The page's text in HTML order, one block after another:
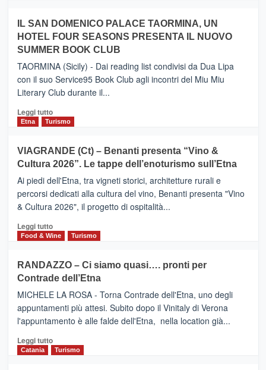
da
Neos
PIEDIMONTE
ETNEO
–
Meta
turistica
privilegiata
secondo
dati
di
Anche
la
Alcantara
nei
primi
nella
classifica
IL SAN DOMENICO PALACE TAORMINA, UN
HOTEL FOUR SEASONS PRESENTA IL NUOVO
SUMMER BOOK CLUB
TAORMINA (Sicily) - Dai reading list condivisi da Dua Lipa
con il suo Service95 Book Club agli incontri del Miu Miu
Literary Club durante il...
Leggi tuttoLeggi
di
IL
SAN
DOMENICO
PALACE
TAORMINA,
UN
HOTEL
FOUR
IL
NUOVO
SUMMER
CLUB
Etna Turismo
VIAGRANDE (Ct) – Benanti presenta “Vino &
Cultura 2026”. Le tappe dell’enoturismo sull’Etna
Ai piedi dell'Etna, tra vigneti storici, architetture rurali e
percorsi dedicati alla cultura del vino, Benanti presenta "Vino
& Cultura 2026", il progetto di ospitalità...
Leggi tuttoLeggi
di
VIAGRANDE
(Ct)
–
Benanti
presenta
“Vino
&
Cultura
Food & Wine Turismo
RANDAZZO – Ci siamo quasi…. pronti per
Contrade dell’Etna
MICHELE LA ROSA - Torna Contrade dell'Etna, uno degli
appuntamenti più attesi. Subito dopo il Vinitaly di Verona
l'appuntamento è alle falde dell'Etna, nella location già...
Leggi tuttoLeggi
di
Catania Turismo